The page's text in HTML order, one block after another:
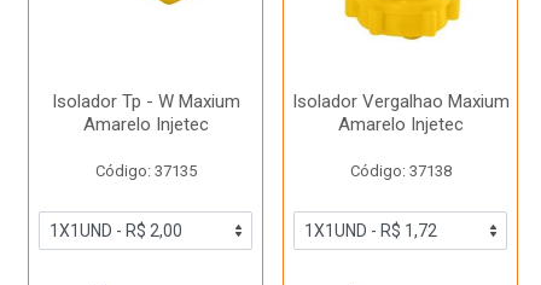
Isolador Tp - W Maxium
Amarelo Injetec
Código: 37135
Isolador Vergalhao Maxium
Amarelo Injetec
Código: 37138